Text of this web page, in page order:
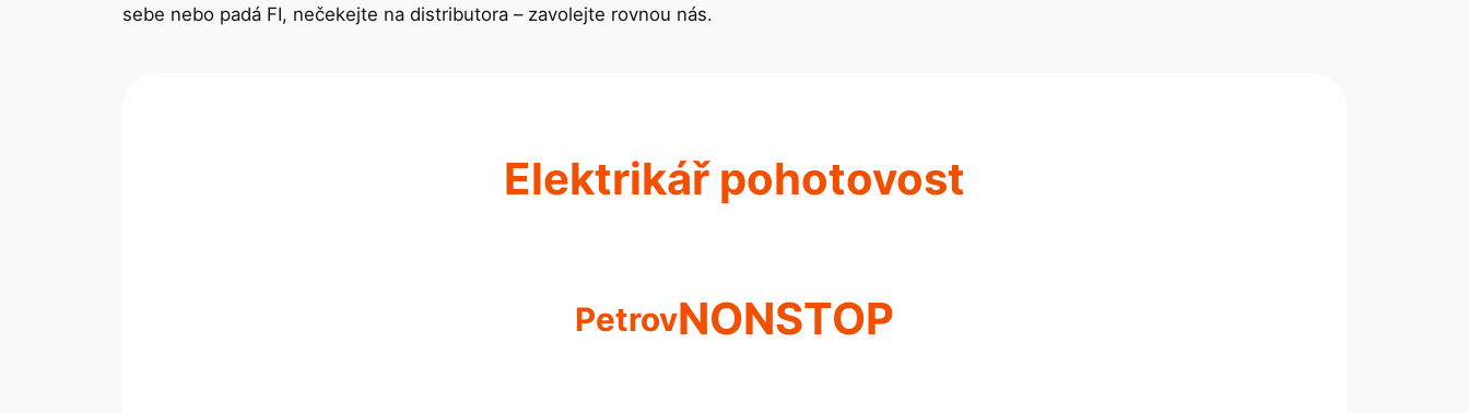
sebe nebo padá FI, nečekejte na distributora – zavolejte rovnou nás.
Elektrikář pohotovost
PetrovNONSTOP